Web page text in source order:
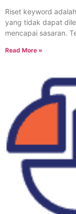
Riset keyword
yang tidak dapat
mencapai sasaran.
Read More »